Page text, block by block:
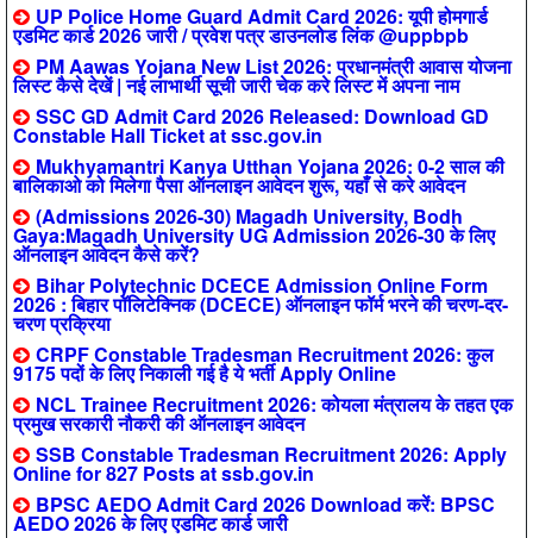
UP Police Home Guard Admit Card 2026: यूपी होमगार्ड
एडमिट कार्ड 2026 जारी / प्रवेश पत्र डाउनलोड लिंक @uppbpb
PM Aawas Yojana New List 2026: प्रधानमंत्री आवास योजना
लिस्ट कैसे देखें | नई लाभार्थी सूची जारी चेक करे लिस्ट में अपना नाम
SSC GD Admit Card 2026 Released: Download GD
Constable Hall Ticket at ssc.gov.in
Mukhyamantri Kanya Utthan Yojana 2026: 0-2 साल की
बालिकाओ को मिलेगा पैसा ऑनलाइन आवेदन शुरू, यहाँ से करे आवेदन
(Admissions 2026-30) Magadh University, Bodh
Gaya:Magadh University UG Admission 2026-30 के लिए
ऑनलाइन आवेदन कैसे करें?
Bihar Polytechnic DCECE Admission Online Form
2026 : बिहार पॉलिटेक्निक (DCECE) ऑनलाइन फॉर्म भरने की चरण-दर-
चरण प्रक्रिया
CRPF Constable Tradesman Recruitment 2026: कुल
9175 पदों के लिए निकाली गई है ये भर्ती Apply Online
NCL Trainee Recruitment 2026: कोयला मंत्रालय के तहत एक
प्रमुख सरकारी नौकरी की ऑनलाइन आवेदन
SSB Constable Tradesman Recruitment 2026: Apply
Online for 827 Posts at ssb.gov.in
BPSC AEDO Admit Card 2026 Download करें: BPSC
AEDO 2026 के लिए एडमिट कार्ड जारी